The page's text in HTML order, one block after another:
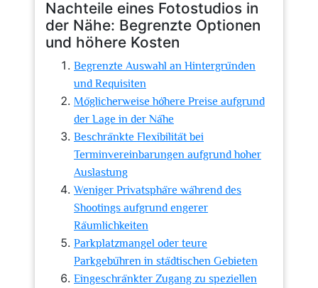
Nachteile eines Fotostudios in
der Nähe: Begrenzte Optionen
und höhere Kosten
Begrenzte Auswahl an Hintergründen
und Requisiten
Möglicherweise höhere Preise aufgrund
der Lage in der Nähe
Beschränkte Flexibilität bei
Terminvereinbarungen aufgrund hoher
Auslastung
Weniger Privatsphäre während des
Shootings aufgrund engerer
Räumlichkeiten
Parkplatzmangel oder teure
Parkgebühren in städtischen Gebieten
Eingeschränkter Zugang zu speziellen